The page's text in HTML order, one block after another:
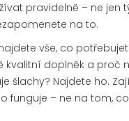
pravidelně – ne jen
na to.
vše, co
kvalitní doplněk a proč
šlachy? Najdete ho.
funguje – ne na tom,